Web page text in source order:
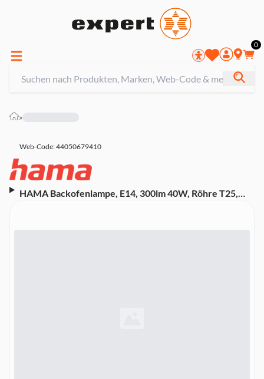
0
»
Web-Code: 44050679410
HAMA Backofenlampe, E14, 300lm 40W, Röhre T25,